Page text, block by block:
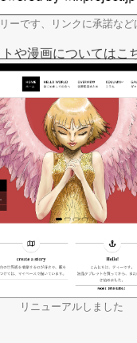
ーです、リンクに承諾など
や漫画についてはこ
リニューアルしました